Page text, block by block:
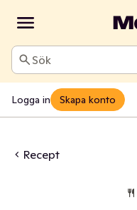
Sök
Logga in Skapa konto
Recept